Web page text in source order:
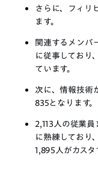
さらに、フィリ
ます。
関連するメンバ
に従事しており
ています。
次に、情報技術
835となります。
2,113人の従業
に熟練しており
1,895人がカスタ